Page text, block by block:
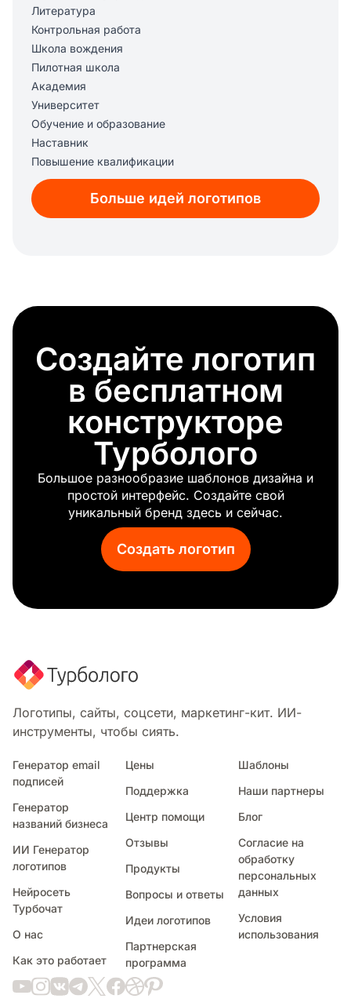
Литература
Контрольная работа
Школа вождения
Пилотная школа
Академия
Университет
Обучение и образование
Наставник
Повышение квалификации
Знание
Больше идей логотипов
Создайте логотип
в бесплатном
конструкторе
Турболого
Большое разнообразие шаблонов дизайна и
простой интерфейс. Создайте свой
уникальный бренд здесь и сейчас.
Создать логотип
Логотипы, сайты, соцсети, маркетинг-кит. ИИ-
инструменты, чтобы сиять.
Генератор email
подписей
Генератор
названий бизнеса
ИИ Генератор
логотипов
Нейросеть
Турбочат
О нас
Как это работает
Цены
Поддержка
Центр помощи
Отзывы
Продукты
Вопросы и ответы
Идеи логотипов
Партнерская
программа
Шаблоны
Наши партнеры
Блог
Согласие на
обработку
персональных
данных
Условия
использования